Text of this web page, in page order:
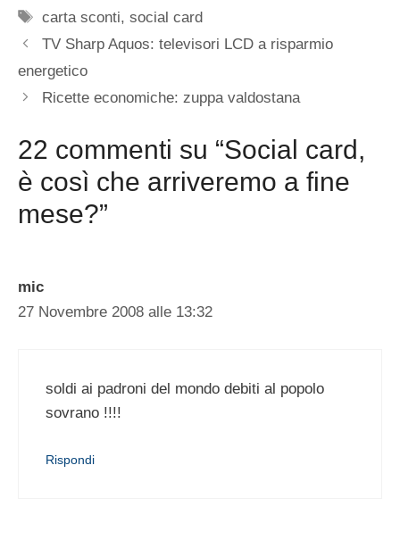
Tag
carta sconti,social card
TV Sharp Aquos: televisori LCD a risparmio
energetico
Ricette economiche: zuppa valdostana
22 commenti su “Social card,
è così che arriveremo a fine
mese?”
mic
27 Novembre 2008 alle 13:32
soldi ai padroni del mondo debiti al popolo
sovrano !!!!
Rispondi